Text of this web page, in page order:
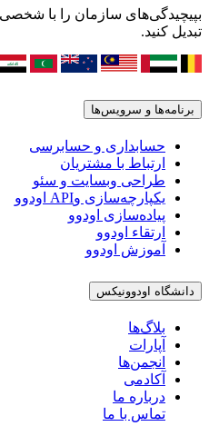
بپیچیدگی‌های سازمان را با
تبدیل کنید.
برنامه‌ها و سرویس‌ها
حسابداری و حسابرسی
ارتباط با مشتریان
طراحی وبسایت و سئو
یکپارچه‌سازی وAPI اودوو
پیاده‌سازی اودوو
ارتقاء اودوو
آموزش اودوو
دانشگاه اودوونیکس
بلاگ‌ها
آپارات
انجمن‌ها
آکادمی
درباره ما
تماس با ما